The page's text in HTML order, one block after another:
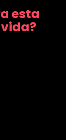
esta